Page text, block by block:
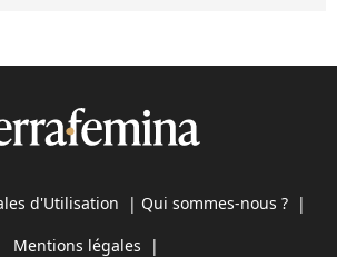
d'Utilisation | Qui sommes-nous ? |
Mentions légales |